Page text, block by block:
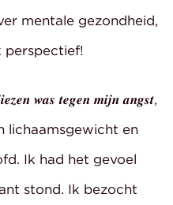
mentale gezondheid,
perspectief!
𝒘𝒂𝒔 𝒕𝒆𝒈𝒆𝒏 𝒎𝒊𝒋𝒏 𝒂𝒏𝒈𝒔𝒕,
lichaamsgewicht en
Ik had het gevoel
stond. Ik bezocht